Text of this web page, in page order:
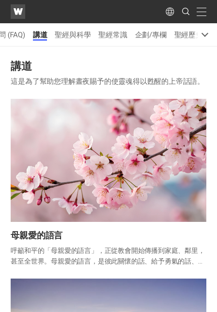
WATV
Language
Search
Submit
(FAQ) 講道 聖經與科學 聖經常識 企劃/專欄 聖經歷史一幕
講道
這是為了幫助您理解晝夜賜予的使靈魂得以甦醒的上帝話語。
母親愛的語言
呼籲和平的「母親愛的語言」，正從教會開始傳播到家庭、鄰里，
甚至全世界。母親愛的語言，是彼此關懷的話、給予勇氣的話、鼓